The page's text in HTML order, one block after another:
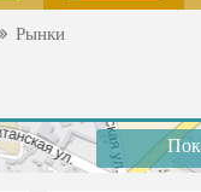
Рынки